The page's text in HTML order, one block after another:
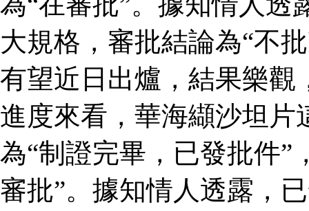
大規格，審批結論為“不
有望近日出爐，結果樂觀
進度來看，華海纈沙坦片
為“制證完畢，已發批件”
審批”。據知情人透露，